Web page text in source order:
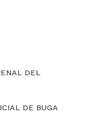
DEL
DE BUGA